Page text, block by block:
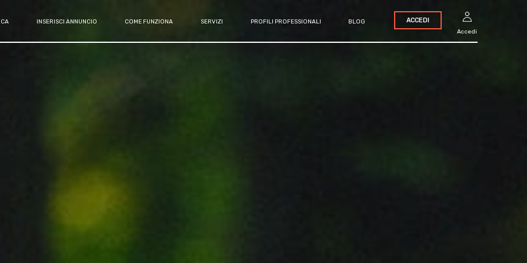
INSERISCI ANNUNCIO COME FUNZIONA SERVIZI PROFILI PROFESSIONALI BLOG ACCEDI
Accedi